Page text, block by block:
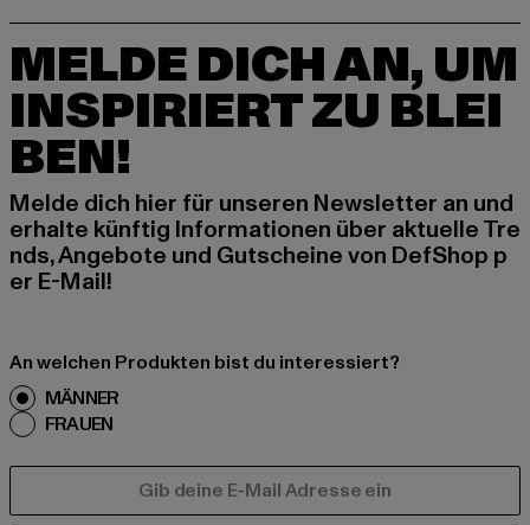
MELDE DICH AN, UM
INSPIRIERT ZU BLEI
BEN!
Melde dich hier für unseren Newsletter an und
erhalte künftig Informationen über aktuelle Tre
nds, Angebote und Gutscheine von DefShop p
er E-Mail!
An welchen Produkten bist du interessiert?
MÄNNER
FRAUEN